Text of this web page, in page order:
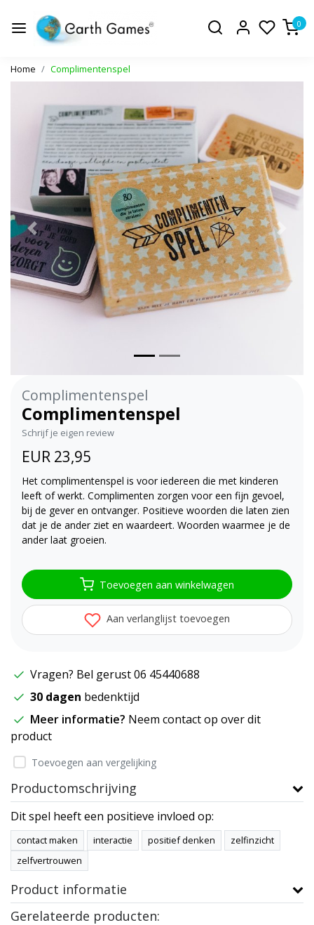
0
Home Complimentenspel
Vorige
Complimentenspel
Complimentenspel
Schrijf je eigen review
EUR 23,95
Het complimentenspel is voor iedereen die met kinderen
leeft of werkt. Complimenten zorgen voor een fijn gevoel,
bij de gever en ontvanger. Positieve woorden die laten zien
dat je de ander ziet en waardeert. Woorden waarmee je de
ander laat groeien.
Toevoegen aan winkelwagen
Aan verlanglijst toevoegen
Vragen? Bel gerust 06 45440688
30 dagen bedenktijd
Meer informatie? Neem contact op over dit
product
Toevoegen aan vergelijking
Productomschrijving
Dit spel heeft een positieve invloed op:
contact maken interactie positief denken
zelfinzicht
zelfvertrouwen
Product informatie
Gerelateerde producten: